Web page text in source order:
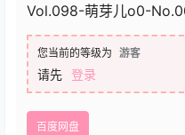
Vol.098-萌芽儿o0-
您当前的等级为 游客
请先 登录
百度网盘